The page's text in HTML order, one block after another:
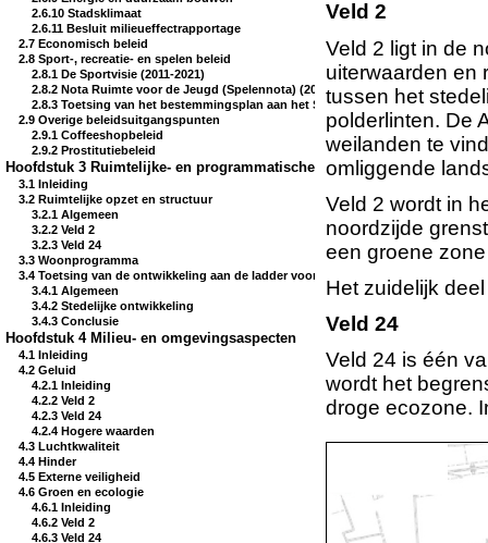
2.6.10 Stadsklimaat
2.6.11 Besluit milieueffectrapportage
2.7 Economisch beleid
2.8 Sport-, recreatie- en spelen beleid
2.8.1 De Sportvisie (2011-2021)
2.8.2 Nota Ruimte voor de Jeugd (Spelennota) (2010 – 2020)
2.8.3 Toetsing van het bestemmingsplan aan het Sport-, Recreatie- en Spelen
2.9 Overige beleidsuitgangspunten
2.9.1 Coffeeshopbeleid
2.9.2 Prostitutiebeleid
Hoofdstuk 3 Ruimtelijke- en programmatische aspecten van de
3.1 Inleiding
3.2 Ruimtelijke opzet en structuur
3.2.1 Algemeen
3.2.2 Veld 2
3.2.3 Veld 24
3.3 Woonprogramma
3.4 Toetsing van de ontwikkeling aan de ladder voor duurzame verstedelijking
3.4.1 Algemeen
3.4.2 Stedelijke ontwikkeling
3.4.3 Conclusie
Hoofdstuk 4 Milieu- en omgevingsaspecten
4.1 Inleiding
4.2 Geluid
4.2.1 Inleiding
4.2.2 Veld 2
4.2.3 Veld 24
4.2.4 Hogere waarden
4.3 Luchtkwaliteit
4.4 Hinder
4.5 Externe veiligheid
4.6 Groen en ecologie
4.6.1 Inleiding
4.6.2 Veld 2
4.6.3 Veld 24
Veld 2
Veld 2 ligt in de
uiterwaarden en
tussen het
polderlinten. De
weilanden te
omliggende
Veld 2 wordt in
noordzijde
een groene
Het zuidelijk
Veld 24
Veld 24 is één
wordt het
droge ecozone.